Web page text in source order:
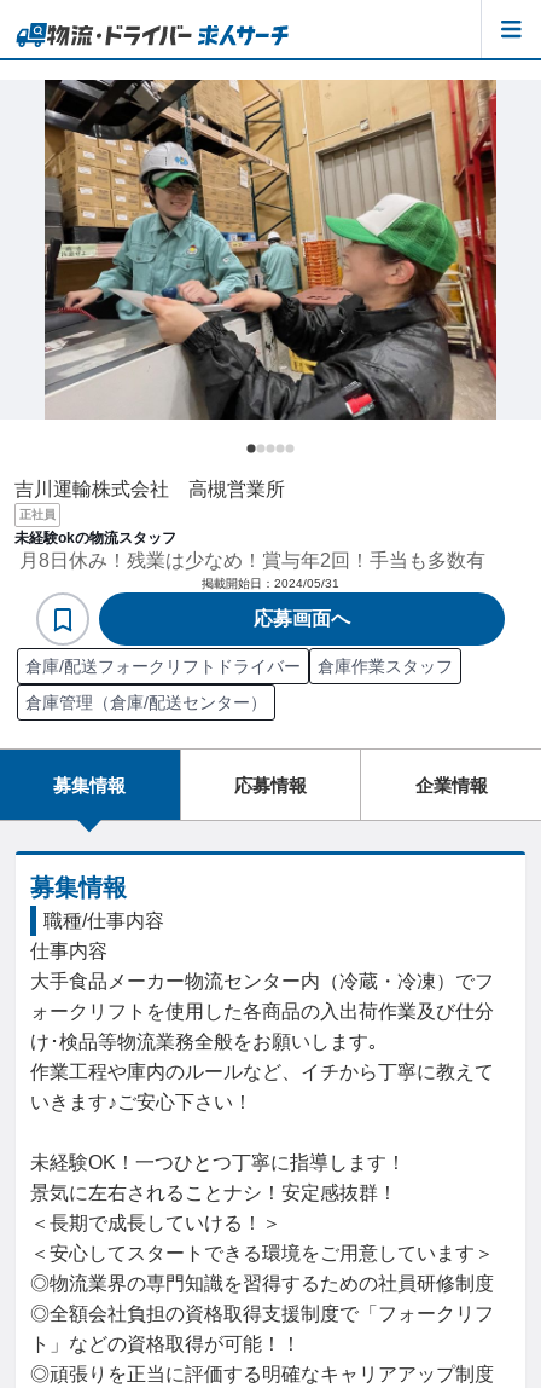
吉川運輸株式会社 高槻営業所
正社員
未経験okの物流スタッフ
月8日休み！残業は少なめ！賞与年2回！手当も多数有
掲載開始日： 2024/05/31
応募画面へ
倉庫/配送フォークリフトドライバー
倉庫作業スタッフ
倉庫管理（倉庫/配送センター）
募集情報 応募情報 企業情報
募集情報
職種/仕事内容
仕事内容
大手食品メーカー物流センター内（冷蔵・冷凍）でフ
ォークリフトを使用した各商品の入出荷作業及び仕分
け･検品等物流業務全般をお願いします｡
作業工程や庫内のルールなど、イチから丁寧に教えて
いきます♪ご安心下さい！
未経験OK！一つひとつ丁寧に指導します！
景気に左右されることナシ！安定感抜群！
＜長期で成長していける！＞
＜安心してスタートできる環境をご用意しています＞
◎物流業界の専門知識を習得するための社員研修制度
◎全額会社負担の資格取得支援制度で「フォークリフ
ト」などの資格取得が可能！！
◎頑張りを正当に評価する明確なキャリアアップ制度